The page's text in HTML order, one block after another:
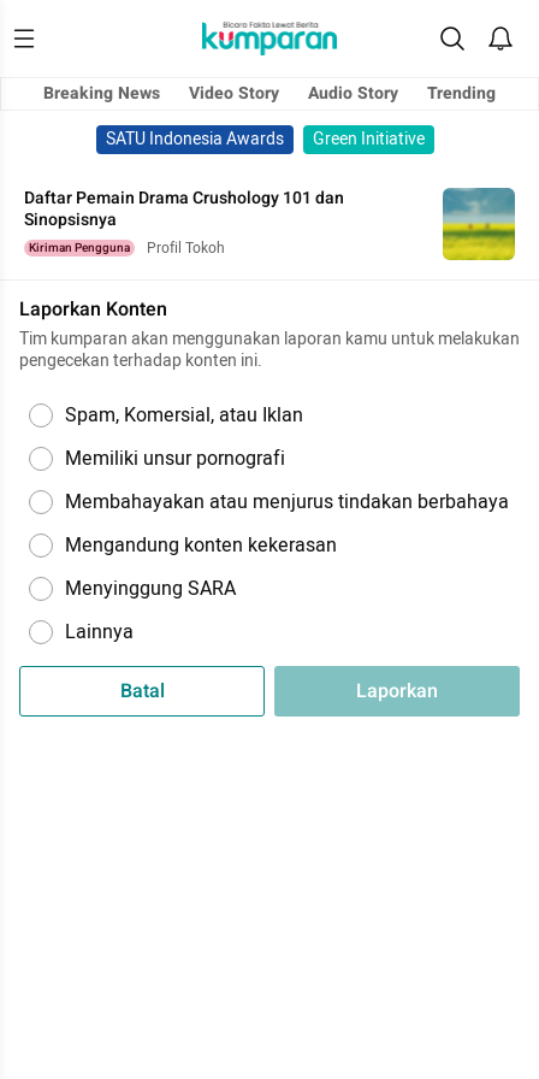
Breaking News Video Story Audio Story
Trending
SATU Indonesia Awards
Green Initiative
Daftar Pemain Drama Crushology 101 dan
Sinopsisnya
Kiriman Pengguna Profil Tokoh
Laporkan Konten
Tim kumparan akan menggunakan laporan kamu untuk melakukan
pengecekan terhadap konten ini.
Spam, Komersial, atau Iklan
Memiliki unsur pornografi
Membahayakan atau menjurus tindakan berbahaya
Mengandung konten kekerasan
Menyinggung SARA
Lainnya
Batal Laporkan